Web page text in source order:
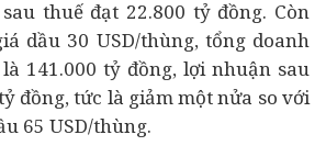
thuế đạt 22.800 tỷ đồng. Còn
dầu 30 USD/thùng, tổng doanh
141.000 tỷ đồng, lợi nhuận sau
đồng, tức là giảm một nửa so với
65 USD/thùng.